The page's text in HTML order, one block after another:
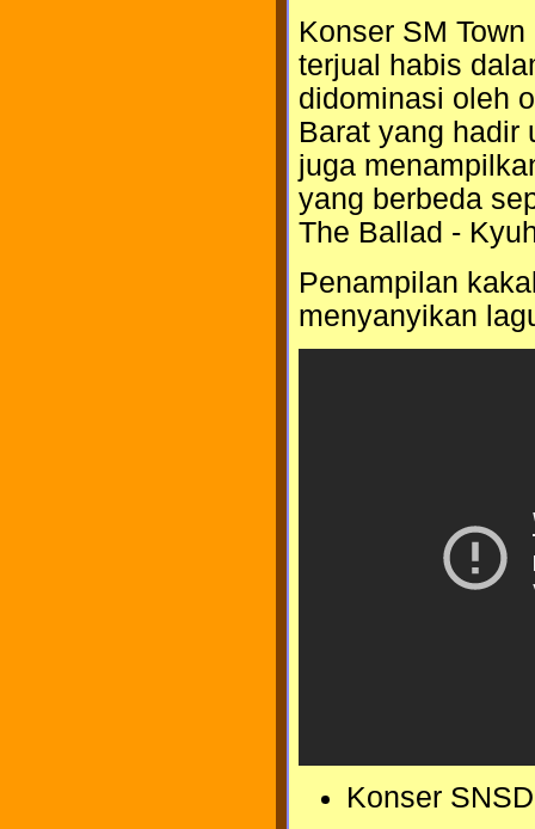
Konser SM
terjual habis
didominasi oleh
Barat yang hadir
juga
yang berbeda
The Ballad -
Penampilan
menyanyikan
Konser